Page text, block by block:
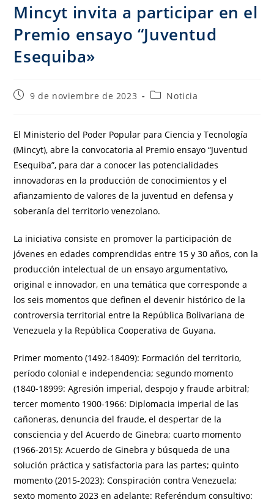
Mincyt invita a participar en el
Premio ensayo “Juventud
Esequiba»
9 de noviembre de 2023 Noticia
El Ministerio del Poder Popular para Ciencia y Tecnología
(Mincyt), abre la convocatoria al Premio ensayo “Juventud
Esequiba”, para dar a conocer las potencialidades
innovadoras en la producción de conocimientos y el
afianzamiento de valores de la juventud en defensa y
soberanía del territorio venezolano.
La iniciativa consiste en promover la participación de
jóvenes en edades comprendidas entre 15 y 30 años, con la
producción intelectual de un ensayo argumentativo,
original e innovador, en una temática que corresponde a
los seis momentos que definen el devenir histórico de la
controversia territorial entre la República Bolivariana de
Venezuela y la República Cooperativa de Guyana.
Primer momento (1492-18409): Formación del territorio,
período colonial e independencia; segundo momento
(1840-18999: Agresión imperial, despojo y fraude arbitral;
tercer momento 1900-1966: Diplomacia imperial de las
cañoneras, denuncia del fraude, el despertar de la
consciencia y del Acuerdo de Ginebra; cuarto momento
(1966-2015): Acuerdo de Ginebra y búsqueda de una
solución práctica y satisfactoria para las partes; quinto
momento (2015-2023): Conspiración contra Venezuela;
sexto momento 2023 en adelante: Referéndum consultivo: